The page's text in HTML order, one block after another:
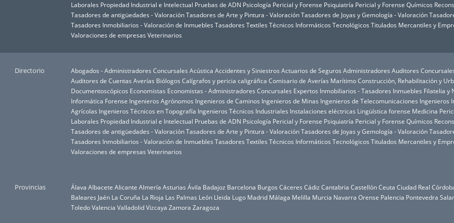
Laborales Propiedad Industrial e Intelectual Pruebas de ADN Psicología Pericial y Forense Psiquiatría Pericial y Forense Químicos
Tasadores de antigüedades - Valoración Tasadores de Arte y Pintura - Valoración Tasadores de Joyas y Gemología - Valoración
Tasadores Inmobiliarios - Valoración de Inmuebles Tasadores Textiles Técnicos Informáticos Tecnológicos Titulados Mercantiles y
Valoraciones de empresas Veterinarios
Directorio Abogados - Administradores Concursales Acústica Accidentes y Siniestros Actuarios de Seguros Administradores Auditores
Auditores de Cuentas Averías Biólogos Calígrafos y pericia caligráfica Comisario de Averías Marítimo Construcción, Rehabilitación y
Documentoscópicos Economistas Economistas - Administradores Concursales Expertos Inmobiliarios - Tasadores Inmuebles Filatelia y
Informática Forense Ingenieros Agrónomos Ingenieros de Caminos Ingenieros de Minas Ingenieros de Telecomunicaciones Ingenieros
Agrícolas Ingenieros Técnicos en Topografía Ingenieros Técnicos Industriales Instalaciones eléctricas Lingüística forense Medicina
Laborales Propiedad Industrial e Intelectual Pruebas de ADN Psicología Pericial y Forense Psiquiatría Pericial y Forense Químicos
Tasadores de antigüedades - Valoración Tasadores de Arte y Pintura - Valoración Tasadores de Joyas y Gemología - Valoración
Tasadores Inmobiliarios - Valoración de Inmuebles Tasadores Textiles Técnicos Informáticos Tecnológicos Titulados Mercantiles y
Valoraciones de empresas Veterinarios
Provincias Álava Albacete Alicante Almería Asturias Ávila Badajoz Barcelona Burgos Cáceres Cádiz Cantabria Castellón Ceuta Ciudad Real
Baleares Jaén La Coruña La Rioja Las Palmas León Lleida Lugo Madrid Málaga Melilla Murcia Navarra Orense Palencia Pontevedra
Toledo Valencia Valladolid Vizcaya Zamora Zaragoza